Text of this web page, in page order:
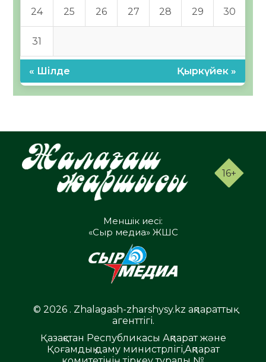
24 25 26 27 28 29 30
31
« Шілде Қыркүйек »
16+
Меншік иесі:
«Сыр медиа» ЖШС
© 2026 . Zhalagash-zharshysy.kz ақпараттық
агенттігі.
Қазақстан Республикасы Ақпарат және
Қоғамдық даму министрлігі,Ақпарат